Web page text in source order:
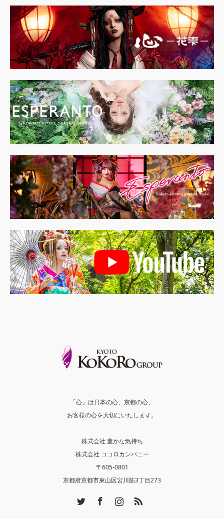
「心」は日本の心、京都の心、
お客様の心を大切にいたします。
株式会社 豊かな気持ち
株式会社 ココロカンパニー
〒605-0801
京都府京都市東山区宮川筋3丁目273